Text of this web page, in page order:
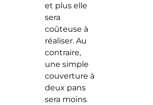
et plus elle
sera
coûteuse à
réaliser. Au
contraire,
une simple
couverture à
deux pans
sera moins